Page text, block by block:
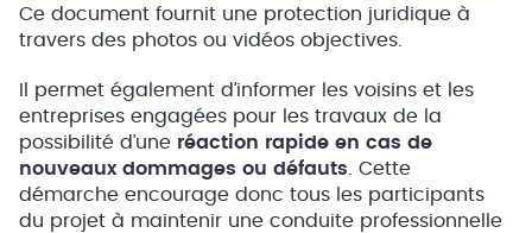
Ce document fournit une protection juridique à
travers des photos ou vidéos objectives.
Il permet également d’informer les voisins et les
entreprises engagées pour les travaux de la
possibilité d’une réaction rapide en cas de
nouveaux dommages ou défauts. Cette
démarche encourage donc tous les participants
du projet à maintenir une conduite professionnelle